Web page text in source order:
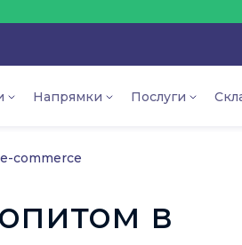
Напрямки Послуги
commerce
в